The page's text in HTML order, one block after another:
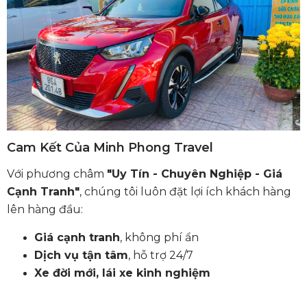
Cam Kết Của Minh Phong Travel
Với phương châm "Uy Tín - Chuyên Nghiệp - Giá
Cạnh Tranh", chúng tôi luôn đặt lợi ích khách hàng
lên hàng đầu:
Giá cạnh tranh, không phí ẩn
Dịch vụ tận tâm, hỗ trợ 24/7
Xe đời mới, lái xe kinh nghiệm